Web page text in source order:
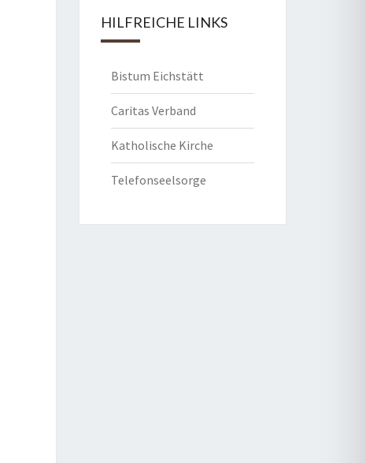
HILFREICHE LINKS
Bistum Eichstätt
Caritas Verband
Katholische Kirche
Telefonseelsorge